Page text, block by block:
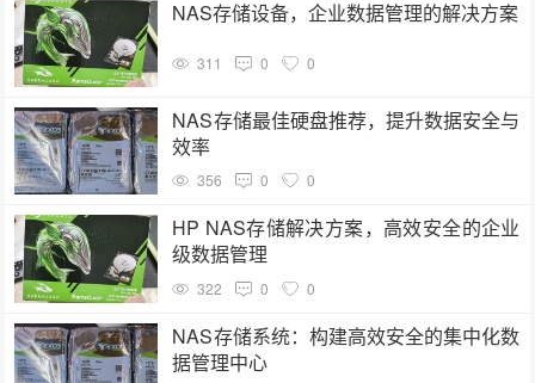
NAS存储设备，企业数据管理的解决方案
311 0 0
NAS存储最佳硬盘推荐，提升数据安全与
效率
356 0 0
HP NAS存储解决方案，高效安全的企业
级数据管理
322 0 0
NAS存储系统：构建高效安全的集中化数
据管理中心